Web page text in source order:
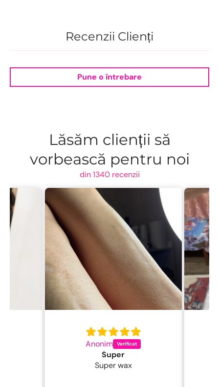
Recenzii Clienți
Pune o întrebare
Lăsăm clienții să
vorbească pentru noi
din 1340 recenzii
Anonim
Super
Super wax